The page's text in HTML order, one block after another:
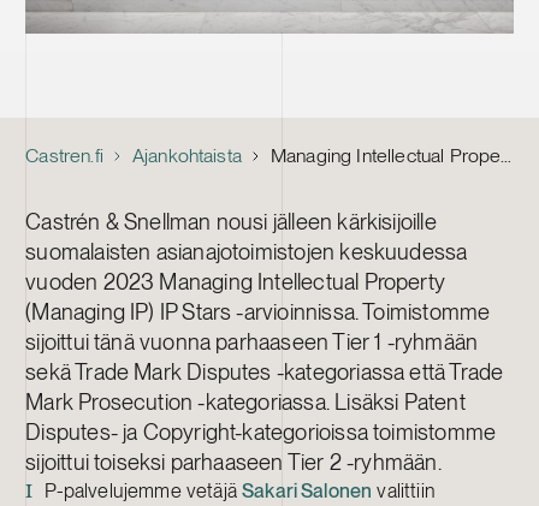
Castren.fi Ajankohtaista Managing Intellectual Property palkitsi kuusi Castrén & Snellmanin patentti- ja tavaramerkkijuristia
Castrén & Snellman nousi jälleen kärkisijoille
suomalaisten asianajotoimistojen keskuudessa
vuoden 2023 Managing Intellectual Property
(Managing IP) IP Stars -arvioinnissa. Toimistomme
sijoittui tänä vuonna parhaaseen Tier 1 -ryhmään
sekä Trade Mark Disputes -kategoriassa että Trade
Mark Prosecution -kategoriassa. Lisäksi Patent
Disputes- ja Copyright-kategorioissa toimistomme
sijoittui toiseksi parhaaseen Tier 2 -ryhmään.
I P-palvelujemme vetäjäSakari Salonen valittiin